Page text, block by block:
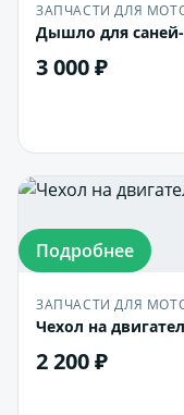
ЗАПЧАСТИ ДЛЯ
Дышло для
3 000 ₽
Подробнее
ЗАПЧАСТИ ДЛЯ
Чехол на
2 200 ₽